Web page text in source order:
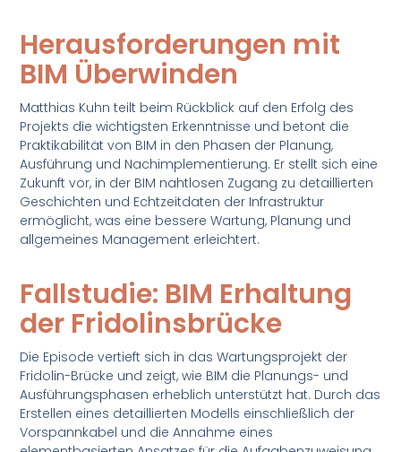
Herausforderungen mit
BIM Überwinden
Matthias Kuhn teilt beim Rückblick auf den Erfolg des
Projekts die wichtigsten Erkenntnisse und betont die
Praktikabilität von BIM in den Phasen der Planung,
Ausführung und Nachimplementierung. Er stellt sich eine
Zukunft vor, in der BIM nahtlosen Zugang zu detaillierten
Geschichten und Echtzeitdaten der Infrastruktur
ermöglicht, was eine bessere Wartung, Planung und
allgemeines Management erleichtert.
Fallstudie: BIM Erhaltung
der Fridolinsbrücke
Die Episode vertieft sich in das Wartungsprojekt der
Fridolin-Brücke und zeigt, wie BIM die Planungs- und
Ausführungsphasen erheblich unterstützt hat. Durch das
Erstellen eines detaillierten Modells einschließlich der
Vorspannkabel und die Annahme eines